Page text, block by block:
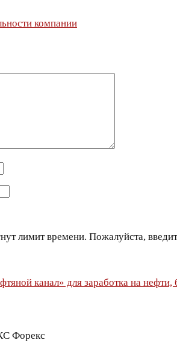
компании
лимит времени. Пожалуйста,